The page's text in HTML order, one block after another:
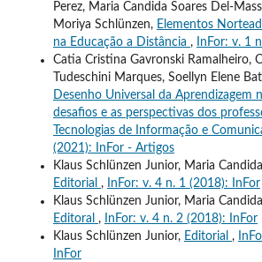
Perez, Maria Candida Soares Del-
Moriya Schlünzen, Elementos
na Educação a Distância ,
InFor: v. 1
Catia Cristina Gavronski Ramalheiro,
Tudeschini Marques, Soellyn Elene
Desenho Universal da Aprendizagem
desafios e as perspectivas dos
Tecnologias de Informação e
(2021): InFor - Artigos
Klaus Schlünzen Junior, Maria
Editorial ,
InFor: v. 4 n. 1 (2018): InFor
Klaus Schlünzen Junior, Maria
Editoral ,
InFor: v. 4 n. 2 (2018): InFor
Klaus Schlünzen Junior, Editorial ,
InFor